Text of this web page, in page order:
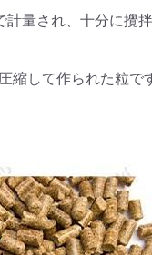
量され、十分に攪
して作られた粒で